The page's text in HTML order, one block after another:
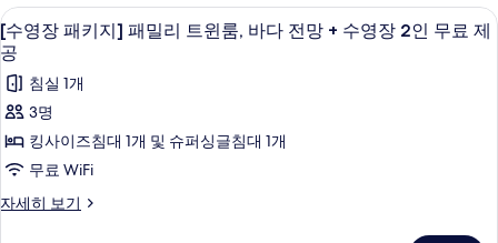
보
기
공
사
진
모
두
보
기
공
자
세
히
보
기
위
트,
부
분
바
다
망
지]
트
리
플
스
위
부
분
다
[수
영
장
패
키
지]
패
미니바, 암막 커튼, 방음 설비, 무료 WiFi
6
[수영장 패키지] 패밀리 트윈룸, 바다 전망 + 수영장 2인 무료 제
공
침실 1개
3명
킹사이즈침대 1개 및 슈퍼싱글침대 1개
무료 WiFi
자세히 보기
[수